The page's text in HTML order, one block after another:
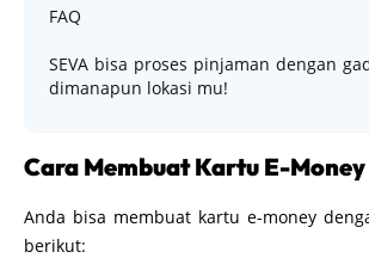
FAQ
SEVA bisa proses pinjaman dengan
dimanapun lokasi mu!
Cara Membuat Kartu E-Money
Anda bisa membuat kartu e-money
berikut: